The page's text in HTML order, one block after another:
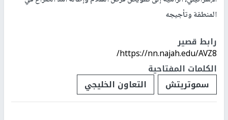
المنطقة وتأجيجه
رابط قصير
https://nn.najah.edu/AVZ8/
الكلمات المفتاحية
سموتريتش
التعاون الخليجي